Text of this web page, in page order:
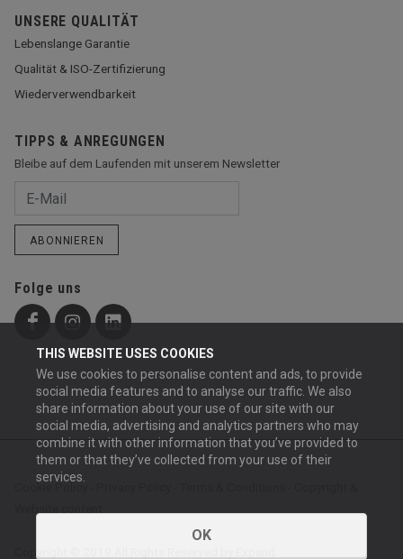
THIS WEBSITE USES COOKIES
We use cookies to personalise content and ads, to provide
social media features and to analyse our traffic. We also
share information about your use of our site with our
social media, advertising and analytics partners who may
combine it with other information that you’ve provided to
them or that they’ve collected from your use of their
services.
OK
UNSERE QUALITÄT
Lebenslange Garantie
Qualität & ISO-Zertifizierung
Wiederverwendbarkeit
TIPPS & ANREGUNGEN
Bleibe auf dem Laufenden mit unserem Newsletter
ABONNIEREN
Folge uns